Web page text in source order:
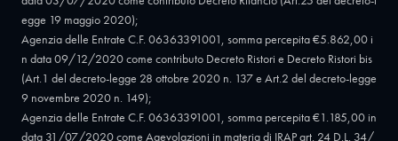
egge 19 maggio 2020);
Agenzia delle Entrate C.F. 06363391001, somma percepita €5.862,00 i
n data 09/12/2020 come contributo Decreto Ristori e Decreto Ristori bis
(Art.1 del decreto-legge 28 ottobre 2020 n. 137 e Art.2 del decreto-legge
9 novembre 2020 n. 149);
Agenzia delle Entrate C.F. 06363391001, somma percepita €1.185,00 in
data 31/07/2020 come Agevolazioni in materia di IRAP art. 24 D.L. 34/